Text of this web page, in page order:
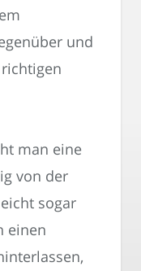
und
man eine
von der
sogar
einen